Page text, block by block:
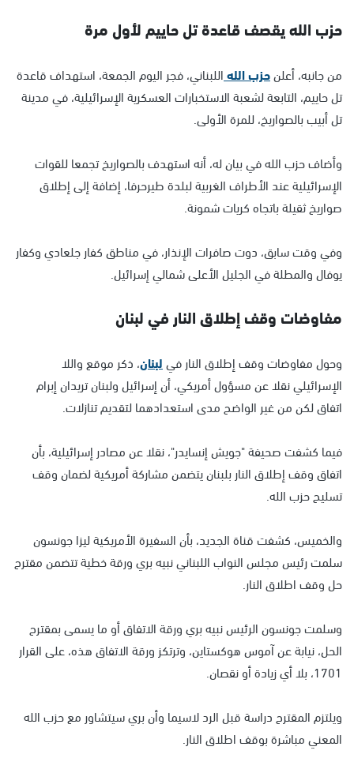
حزب الله يقصف قاعدة تل حاييم لأول مرة
من جانبه، أعلنحزب اللهاللبناني، فجر اليوم الجمعة، استهداف قاعدة
تل حاييم، التابعة لشعبة الاستخبارات العسكرية الإسرائيلية، في مدينة
تل أبيب بالصواريخ، للمرة الأولى.
وأضاف حزب الله في بيان له، أنه استهدف بالصواريخ تجمعا للقوات
الإسرائيلية عند الأطراف الغربية لبلدة طيرحرفا، إضافة إلى إطلاق
صواريخ ثقيلة باتجاه كريات شمونة.
وفي وقت سابق، دوت صافرات الإنذار، في مناطق كفار جلعادي وكفار
يوفال والمطلة في الجليل الأعلى شمالي إسرائيل.
مفاوضات وقف إطلاق النار في لبنان
وحول مفاوضات وقف إطلاق النار فيلبنان، ذكر موقع واللا
الإسرائيلي نقلا عن مسؤول أمريكي، أن إسرائيل ولبنان تريدان إبرام
اتفاق لكن من غير الواضح مدى استعدادهما لتقديم تنازلات.
فيما كشفت صحيفة "جويش إنسايدر"، نقلا عن مصادر إسرائيلية، بأن
اتفاق وقف إطلاق النار بلبنان يتضمن مشاركة أمريكية لضمان وقف
تسليح حزب الله.
والخميس، كشفت قناة الجديد، بأن السفيرة الأمريكية ليزا جونسون
سلمت رئيس مجلس النواب اللبناني نبيه بري ورقة خطية تتضمن مقترح
حل وقف اطلاق النار.
وسلمت جونسون الرئيس نبيه بري ورقة الاتفاق أو ما يسمى بمقترح
الحل، نيابة عن آموس هوكستاين، وترتكز ورقة الاتفاق هذه، على القرار
1701، بلا أي زيادة أو نقصان.
ويلتزم المقترح دراسة قبل الرد لاسيما وأن بري سيتشاور مع حزب الله
المعني مباشرة بوقف اطلاق النار.